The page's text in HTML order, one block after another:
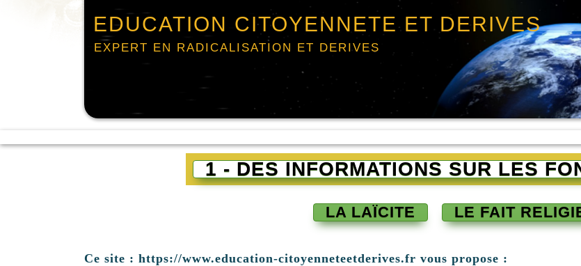
EDUCATION CITOYENNETE ET DERIVES
EXPERT EN RADICALISATION ET DERIVES
1 - DES INFORMATIONS SUR LES
LA LAÏCITE LE FAIT
Ce site : https://www.education-citoyenneteetderives.fr vous propose :